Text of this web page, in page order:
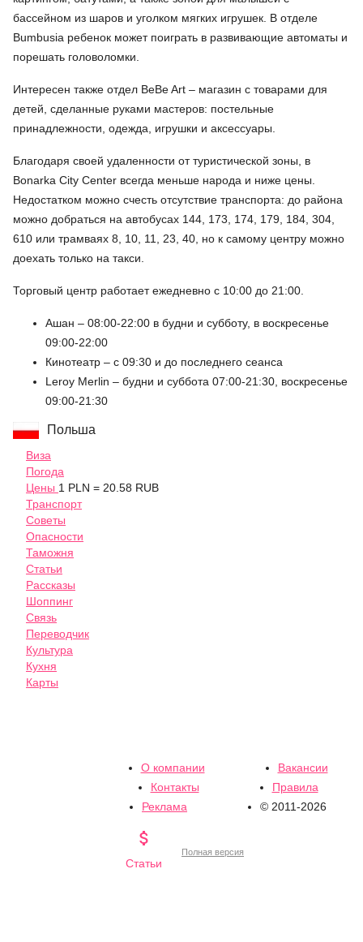
бассейном из шаров и уголком мягких игрушек. В отделе
Bumbusia ребенок может поиграть в развивающие автоматы и
порешать головоломки.
Интересен также отдел BeBe Art – магазин с товарами для
детей, сделанные руками мастеров: постельные
принадлежности, одежда, игрушки и аксессуары.
Благодаря своей удаленности от туристической зоны, в
Bonarka City Center всегда меньше народа и ниже цены.
Недостатком можно счесть отсутствие транспорта: до района
можно добраться на автобусах 144, 173, 174, 179, 184, 304,
610 или трамваях 8, 10, 11, 23, 40, но к самому центру можно
доехать только на такси.
Торговый центр работает ежедневно с 10:00 до 21:00.
Ашан – 08:00-22:00 в будни и субботу, в воскресенье
09:00-22:00
Кинотеатр – с 09:30 и до последнего сеанса
Leroy Merlin – будни и суббота 07:00-21:30, воскресенье
09:00-21:30
Польша
Виза
Погода
Цены 1 PLN = 20.58 RUB
Транспорт
Советы
Опасности
Таможня
Статьи
Рассказы
Шоппинг
Связь
Переводчик
Культура
Кухня
Карты
О компании
Вакансии
Контакты
Правила
Реклама
© 2011-2026

Статьи
Полная версия